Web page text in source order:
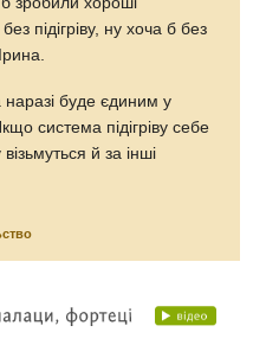
підігріву, ну хоча б без
буде єдиним у
система підігріву себе
й за інші